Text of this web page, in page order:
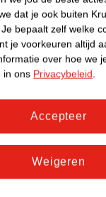
Rood (-) = hoge
Groen (+) = lage
Gebaseerd op
dat je ook buiten
Je bepaalt zelf welke
je voorkeuren altijd
over hoe we
in ons Privacybeleid.
Weigeren
Accepteer